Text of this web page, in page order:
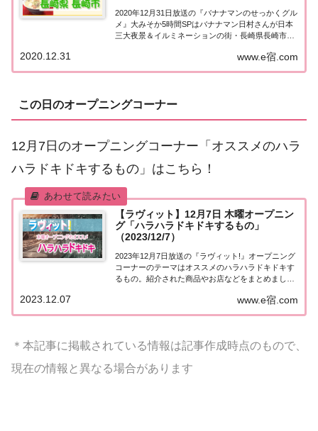
2020年12月31日放送の『バナナマンのせっかくグル
メ』大みそか5時間SPはバナナマン日村さんが日本
三大夜景＆イルミネーションの街・長崎県長崎市で
た！詳しくはこちら！日村さんが「長崎県長崎市」
へ！バナナマンのせっかくグルメ大みそか5時...
www.e宿.com
2020.12.31
この日のオープニングコーナー
12月7日のオープニングコーナー「オススメのハラ
ハラドキドキするもの」はこちら！
【ラヴィット】12月7日 木曜オープニン
グ「ハラハラドキドキするもの」
（2023/12/7）
2023年12月7日放送の『ラヴィット!』オープニング
コーナーのテーマはオススメのハラハラドキドキす
るもの。紹介された商品やお店などをまとめまし
キドキするもの今日12月7日は大ヒット映画「グー
ニーズ」が公開された日。1985年のこの日...
www.e宿.com
2023.12.07
＊本記事に掲載されている情報は記事作成時点のもので、
現在の情報と異なる場合があります